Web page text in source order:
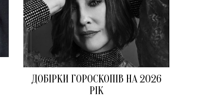
ДОБІРКИ ГОРОСКОПІВ НА 2026
РІК